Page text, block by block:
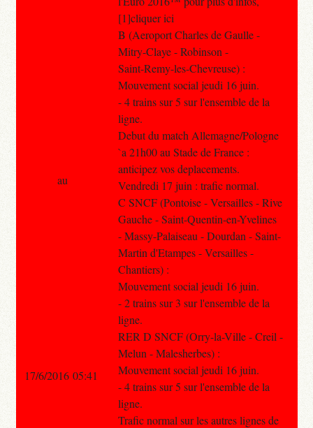
[1]cliquer ici
B (Aeroport Charles de Gaulle -
Mitry-Claye - Robinson -
Saint-Remy-les-Chevreuse) :
Mouvement social jeudi 16 juin.
- 4 trains sur 5 sur l'ensemble de la
ligne.
Debut du match Allemagne/Pologne
`a 21h00 au Stade de France :
anticipez vos deplacements.
Vendredi 17 juin : trafic normal.
C SNCF (Pontoise - Versailles - Rive
Gauche - Saint-Quentin-en-Yvelines
- Massy-Palaiseau - Dourdan - Saint-
Martin d'Etampes - Versailles -
Chantiers) :
Mouvement social jeudi 16 juin.
- 2 trains sur 3 sur l'ensemble de la
ligne.
RER D SNCF (Orry-la-Ville - Creil -
Melun - Malesherbes) :
Mouvement social jeudi 16 juin.
- 4 trains sur 5 sur l'ensemble de la
ligne.
Trafic normal sur les autres lignes de
au
17/6/2016 05:41